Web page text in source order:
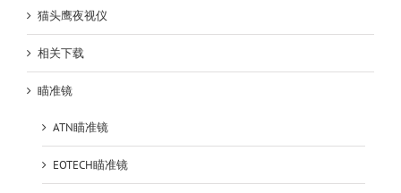
猫头鹰夜视仪
相关下载
瞄准镜
ATN瞄准镜
EOTECH瞄准镜